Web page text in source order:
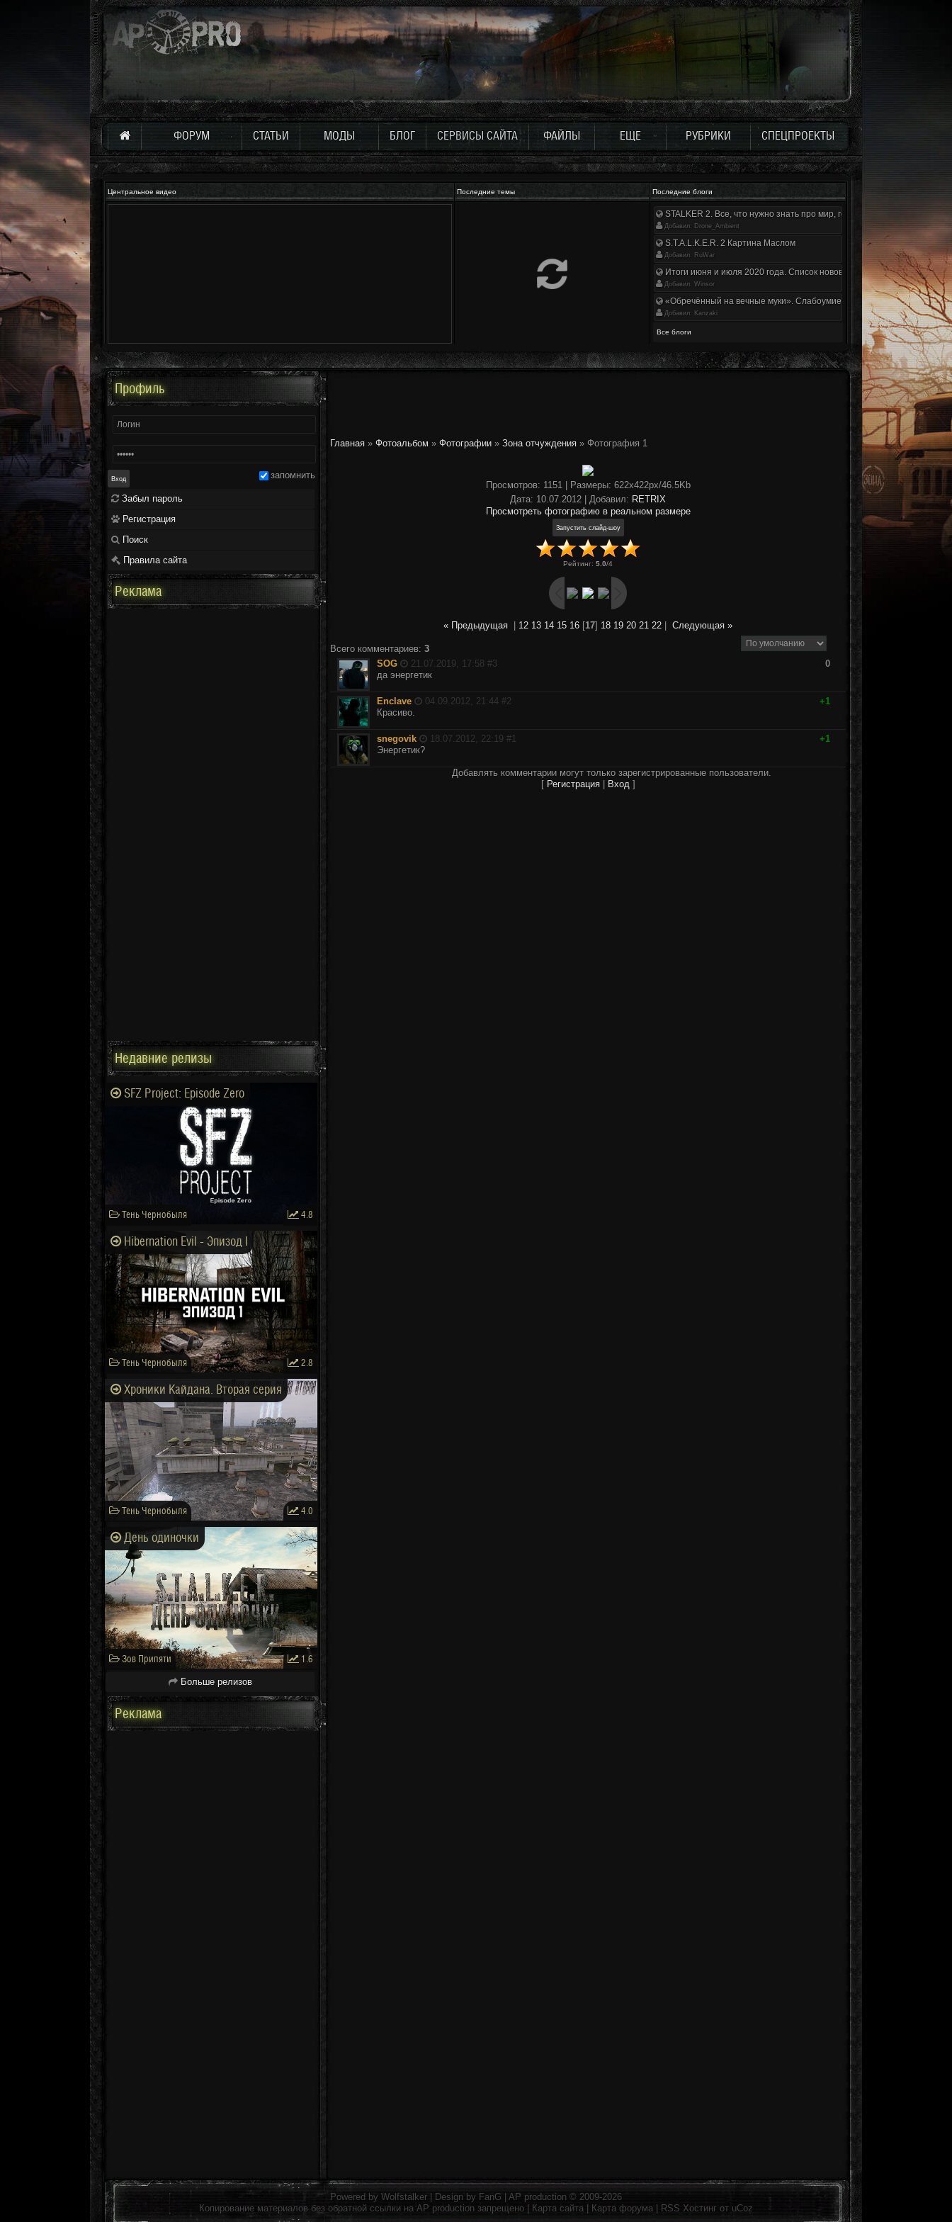
ФОРУМ СТАТЬИ МОДЫ БЛОГ СЕРВИСЫ САЙТА ФАЙЛЫ ЕЩЕ РУБРИКИ СПЕЦПРОЕКТЫ
Центральное видео Последние темы Последние блоги
STALKER 2. Все, что нужно знать про мир, геймплей и сюжет | Разбор
Добавил: Drone_Ambient
S.T.A.L.K.E.R. 2 Картина Маслом
Добавил: RuWar
Итоги июня и июля 2020 года. Список нововведений
Добавил: Winsor
«Обречённый на вечные муки». Слабоумие и отвага
Добавил: Kanzaki
Все блоги
Главная » Фотоальбом » Фотографии » Зона отчуждения » Фотография 1
Просмотров: 1151 | Размеры: 622x422px/46.5Kb
Дата: 10.07.2012 | Добавил: RETRIX
Просмотреть фотографию в реальном размере
Рейтинг: 5.0/4
« Предыдущая 12 13 14 15 16 [17] 18 19 20 21 22 Следующая »
Всего комментариев: 3
SOG
21.07.2019, 17:58 #3
0
да энергетик
Enclave 04.09.2012, 21:44 #2
+1
Красиво.
snegovik 18.07.2012, 22:19 #1
+1
Энергетик?
Добавлять комментарии могут только зарегистрированные пользователи.
[ Регистрация| Вход]
Профиль
запомнить
Забыл пароль
Регистрация
Поиск
Правила сайта
Реклама
Недавние релизы
SFZ Project: Episode Zero
Тень Чернобыля 4.8
Hibernation Evil - Эпизод I
Тень Чернобыля 2.8
Хроники Кайдана. Вторая серия
Тень Чернобыля 4.0
День одиночки
Зов Припяти 1.6
Больше релизов
Реклама
Powered by Wolfstalker | Design by FanG AP production © 2009-2026
Копирование материалов без обратной ссылки на AP production запрещено | Карта сайта Карта форума RSS Хостинг от uCoz